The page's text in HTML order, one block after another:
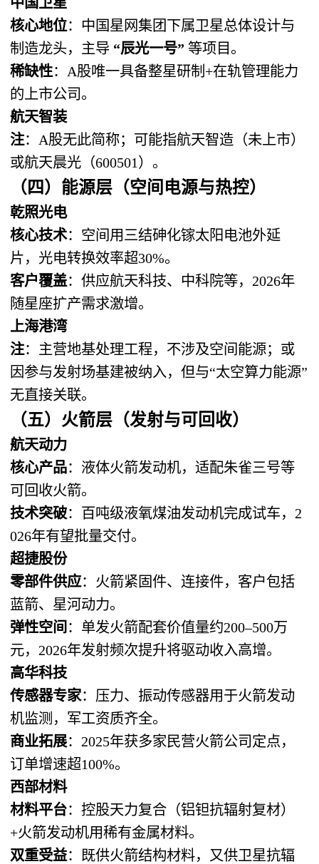
核心地位：中国星网集团下属卫星总体设计与
制造龙头，主导 “辰光一号” ​ 等项目。
稀缺性：A股唯一具备整星研制+在轨管理能力
的上市公司。
航天智装
注：A股无此简称；可能指航天智造（未上市）
或航天晨光（600501）。
（四）能源层（空间电源与热控）
乾照光电
核心技术：空间用三结砷化镓太阳电池外延
片，光电转换效率超30%。
客户覆盖：供应航天科技、中科院等，2026年
随星座扩产需求激增。
上海港湾
注：主营地基处理工程，不涉及空间能源；或
因参与发射场基建被纳入，但与“太空算力能源”
无直接关联。
（五）火箭层（发射与可回收）
航天动力
核心产品：液体火箭发动机，适配朱雀三号等
可回收火箭。
技术突破：百吨级液氧煤油发动机完成试车，2
026年有望批量交付。
超捷股份
零部件供应：火箭紧固件、连接件，客户包括
蓝箭、星河动力。
弹性空间 ：单发火箭配套价值量约200–500万
元，2026年发射频次提升将驱动收入高增。
高华科技
传感器专家：压力、振动传感器用于火箭发动
机监测，军工资质齐全。
商业拓展：2025年获多家民营火箭公司定点，
订单增速超100%。
西部材料
材料平台：控股天力复合（铝钽抗辐射复材）
+火箭发动机用稀有金属材料。
双重受益：既供火箭结构材料，又供卫星抗辐